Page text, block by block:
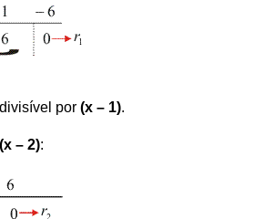
por(x – 1).
(x – 2):